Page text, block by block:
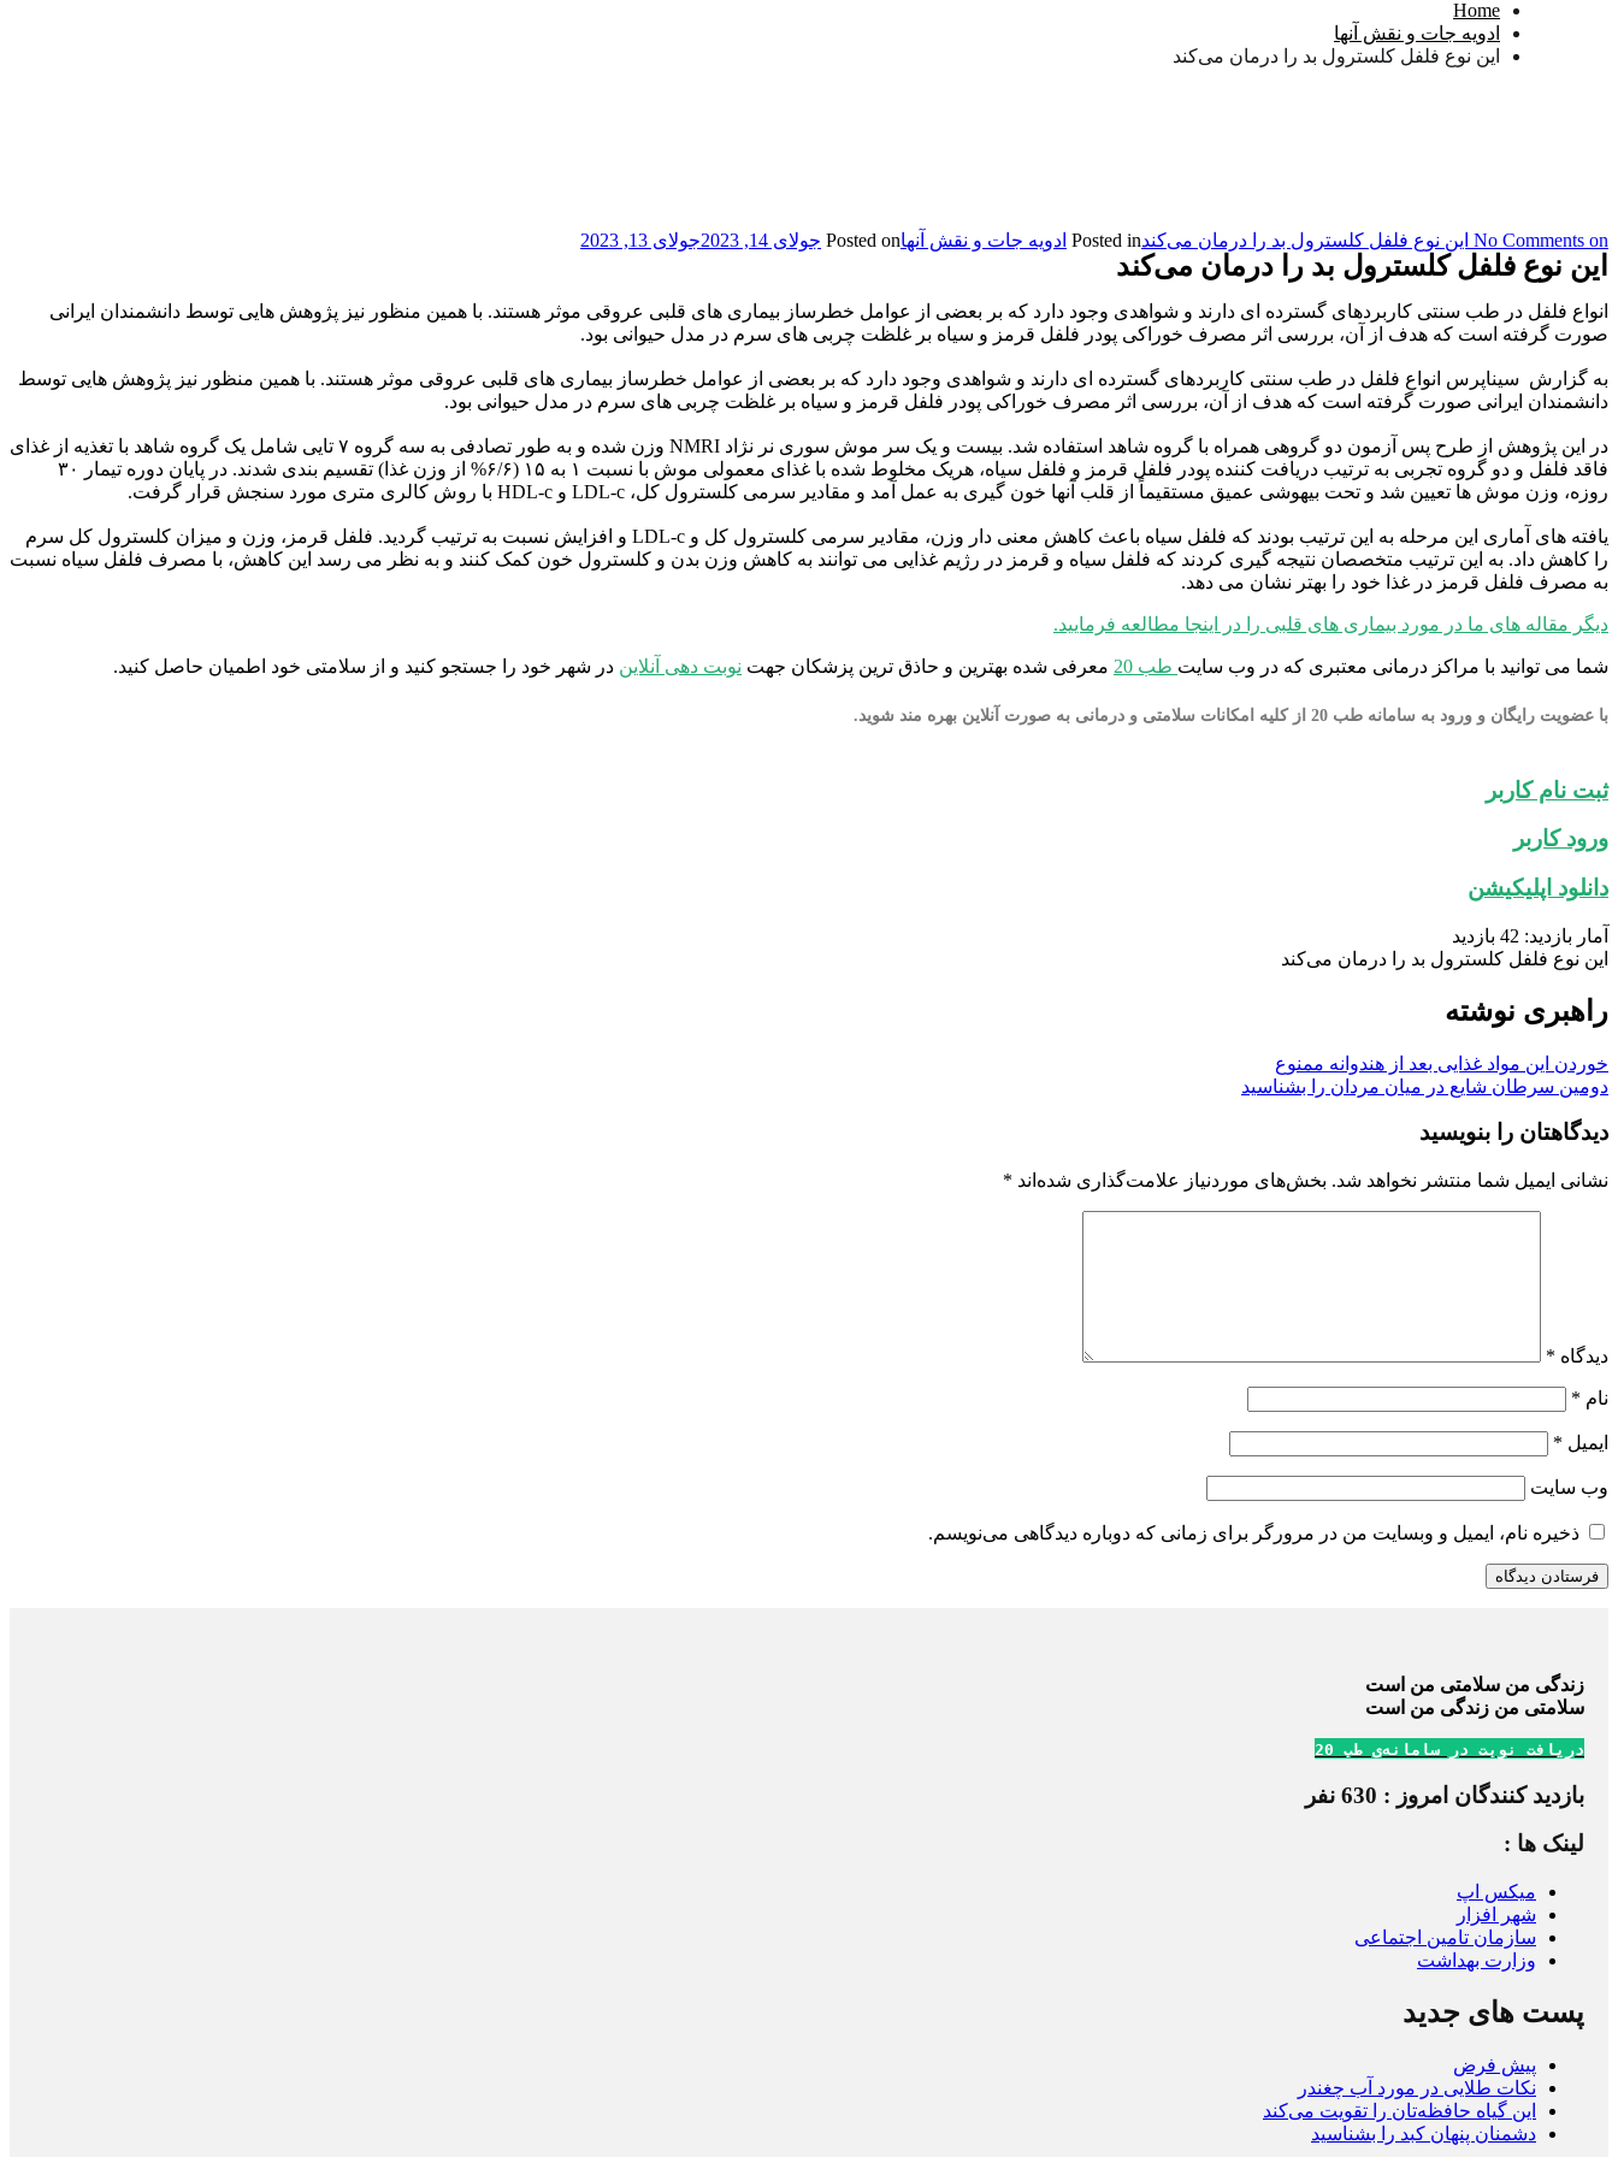
Home
ادویه جات و نقش آنها
این نوع فلفل کلسترول بد را درمان می‌کند
No Comments on این نوع فلفل کلسترول بد را درمان می‌کند Posted in ادویه جات و نقش آنهاPosted on جولای 14, 2023 جولای 13, 2023
این نوع فلفل کلسترول بد را درمان می‌کند
انواع فلفل در طب سنتی کاربردهای گسترده ای دارند و شواهدی وجود دارد که بر بعضی از عوامل خطرساز بیماری های قلبی عروقی موثر هستند. با همین منظور نیز پژوهش هایی توسط دانشمندان ایرانی
صورت گرفته است که هدف از آن، بررسی اثر مصرف خوراکی پودر فلفل قرمز و سیاه بر غلظت چربی های سرم در مدل حیوانی بود.
به گزارش سیناپرس انواع فلفل در طب سنتی کاربردهای گسترده ای دارند و شواهدی وجود دارد که بر بعضی از عوامل خطرساز بیماری های قلبی عروقی موثر هستند. با همین منظور نیز پژوهش هایی توسط
دانشمندان ایرانی صورت گرفته است که هدف از آن، بررسی اثر مصرف خوراکی پودر فلفل قرمز و سیاه بر غلظت چربی های سرم در مدل حیوانی بود.
در این پژوهش از طرح پس آزمون دو گروهی همراه با گروه شاهد استفاده شد. بیست و یک سر موش سوری نر نژاد NMRI وزن شده و به طور تصادفی به سه گروه ۷ تایی شامل یک گروه شاهد با تغذیه از غذای
فاقد فلفل و دو گروه تجربی به ترتیب دریافت کننده پودر فلفل قرمز و فلفل سیاه، هریک مخلوط شده با غذای معمولی موش با نسبت ۱ به ۱۵ (۶/۶% از وزن غذا) تقسیم بندی شدند. در پایان دوره تیمار ۳۰
روزه، وزن موش ها تعیین شد و تحت بیهوشی عمیق مستقیماً از قلب آنها خون گیری به عمل آمد و مقادیر سرمی کلسترول کل، LDL-c و HDL-c با روش کالری متری مورد سنجش قرار گرفت.
یافته های آماری این مرحله به این ترتیب بودند که فلفل سیاه باعث کاهش معنی دار وزن، مقادیر سرمی کلسترول کل و LDL-c و افزایش نسبت به ترتیب گردید. فلفل قرمز، وزن و میزان کلسترول کل سرم
را کاهش داد. به این ترتیب متخصصان نتیجه گیری کردند که فلفل سیاه و قرمز در رژیم غذایی می توانند به کاهش وزن بدن و کلسترول خون کمک کنند و به نظر می رسد این کاهش، با مصرف فلفل سیاه نسبت
به مصرف فلفل قرمز در غذا خود را بهتر نشان می دهد.
دیگر مقاله های ما در مورد بیماری های قلبی را در اینجا مطالعه فرمایید.
شما می توانید با مراکز درمانی معتبری که در وب سایت طب 20 معرفی شده بهترین و حاذق ترین پزشکان جهت نوبت دهی آنلاین در شهر خود را جستجو کنید و از سلامتی خود اطمیان حاصل کنید.
با عضویت رایگان و ورود به سامانه طب 20 از کلیه امکانات سلامتی و درمانی به صورت آنلاین بهره مند شوید.
ثبت نام کاربر
ورود کاربر
دانلود اپلیکیشن
آمار بازدید: 42 بازدید
این نوع فلفل کلسترول بد را درمان می‌کند
راهبری نوشته
خوردن این مواد غذایی بعد از هندوانه ممنوع
دومین سرطان شایع در میان مردان را بشناسید
دیدگاهتان را بنویسید
نشانی ایمیل شما منتشر نخواهد شد. بخش‌های موردنیاز علامت‌گذاری شده‌اند *
دیدگاه *
نام *
ایمیل *
وب‌ سایت
ذخیره نام، ایمیل و وبسایت من در مرورگر برای زمانی که دوباره دیدگاهی می‌نویسم.
زندگی من سلامتی من است
سلامتی من زندگی من است
دریافت نوبت در سامانه‌ی طب 20
بازدید کنندگان امروز : 630 نفر
لینک ها :
میکس اپ
شهر افزار
سازمان تامین اجتماعی
وزارت بهداشت
پست های جدید
پیش فرض
نکات طلایی در مورد آب چغندر
این گیاه حافظه‌تان را تقویت می‌کند
دشمنان پنهان کبد را بشناسید